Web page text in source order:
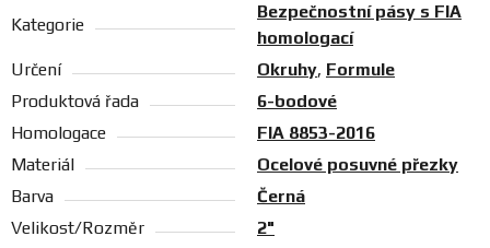
Kategorie
Bezpečnostní pásy s FIA
homologací
Určení
Okruhy, Formule
Produktová řada
6-bodové
Homologace
FIA 8853-2016
Materiál
Ocelové posuvné přezky
Barva
Černá
Velikost/Rozměr
2"